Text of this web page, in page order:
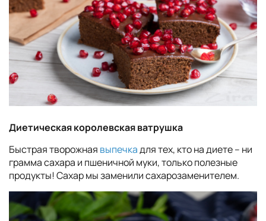
Диетическая королевская ватрушка
Быстрая творожная выпечкадля тех, кто на диете – ни
грамма сахара и пшеничной муки, только полезные
продукты! Сахар мы заменили сахарозаменителем.